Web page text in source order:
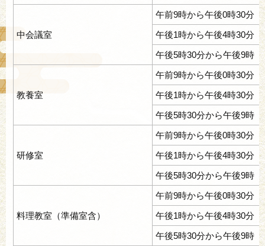
中会議室
午前9時から午後0時30分
午後1時から午後4時30分
午後5時30分から午後9時
教養室
午前9時から午後0時30分
午後1時から午後4時30分
午後5時30分から午後9時
研修室
午前9時から午後0時30分
午後1時から午後4時30分
午後5時30分から午後9時
料理教室（準備室含）
午前9時から午後0時30分
午後1時から午後4時30分
午後5時30分から午後9時